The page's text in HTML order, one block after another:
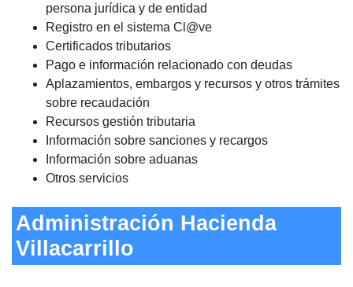
persona jurídica y de entidad
Registro en el sistema Cl@ve
Certificados tributarios
Pago e información relacionado con deudas
Aplazamientos, embargos y recursos y otros trámites
sobre recaudación
Recursos gestión tributaria
Información sobre sanciones y recargos
Información sobre aduanas
Otros servicios
Administración Hacienda
Villacarrillo